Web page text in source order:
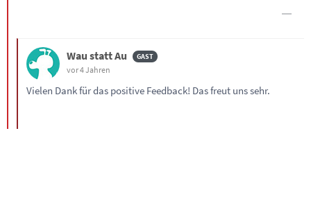
Wau statt Au
vor 4 Jahren
Vielen Dank für das positive Feedback! Das freut uns sehr.